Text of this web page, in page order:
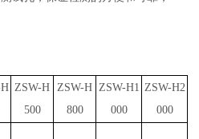
ZSW-H
500
ZSW-H
800
ZSW-H1
000
ZSW-H2
000